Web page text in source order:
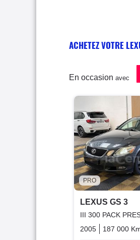
ACHETEZ VOTRE
En occasion avec
PRO
LEXUS GS 3
III 300 PACK
2005
187 000